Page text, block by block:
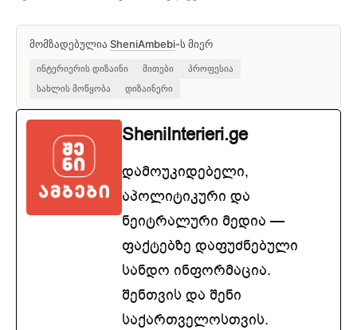
მომზადებულია SheniAmbebi-ს მიერ
ინტერიერის დიზაინი მითები
პროფესია
სახლის მოწყობა
დიზაინერი
SheniInterieri.ge
დამოუკიდებელი,
აპოლიტიკური და
ნეიტრალური მედია —
ფაქტებზე დაფუძნებული
სანდო ინფორმაცია.
შენთვის და შენი
საქართველოსთვის.